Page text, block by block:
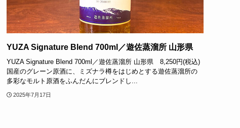
YUZA Signature Blend 700ml／遊佐蒸溜所 山形県
YUZA Signature Blend 700ml／遊佐蒸溜所 山形県 8,250円(税込)
国産のグレーン原酒に、ミズナラ樽をはじめとする遊佐蒸溜所の
多彩なモルト原酒をふんだんにブレンドし...
2025年7月17日